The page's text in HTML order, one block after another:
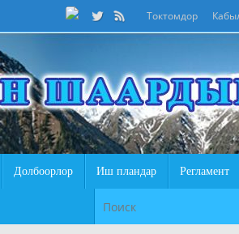
Токтомдор
Долбоорлор Иш пландар Регламент